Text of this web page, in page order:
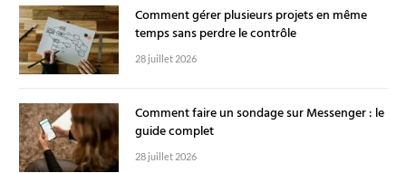
Comment gérer plusieurs projets en même
temps sans perdre le contrôle
28 juillet 2026
Comment faire un sondage sur Messenger : le
guide complet
28 juillet 2026